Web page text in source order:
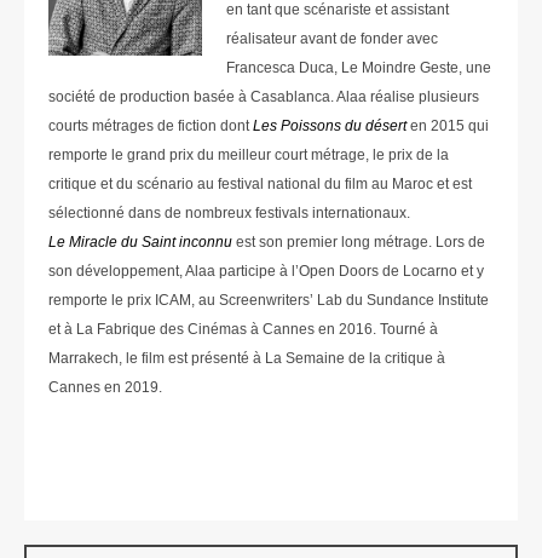
en tant que scénariste et assistant
réalisateur avant de fonder avec
Francesca Duca, Le Moindre Geste, une
société de production basée à Casablanca. Alaa réalise plusieurs
courts métrages de fiction dontLes Poissons du déserten 2015 qui
remporte le grand prix du meilleur court métrage, le prix de la
critique et du scénario au festival national du film au Maroc et est
sélectionné dans de nombreux festivals internationaux.
Le Miracle du Saint inconnu est son premier long métrage. Lors de
son développement, Alaa participe à l’Open Doors de Locarno et y
remporte le prix ICAM, au Screenwriters’ Lab du Sundance Institute
et à La Fabrique des Cinémas à Cannes en 2016. Tourné à
Marrakech, le film est présenté à La Semaine de la critique à
Cannes en 2019.